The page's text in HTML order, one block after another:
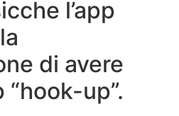
l’app
di avere
“hook-up”.